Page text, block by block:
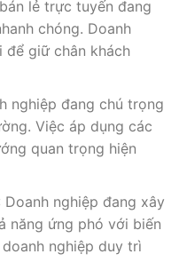
lẻ trực tuyến đang
chóng. Doanh
để giữ chân khách
nghiệp đang chú trọng
Việc áp dụng các
quan trọng hiện
Doanh nghiệp đang xây
năng ứng phó với biến
nghiệp duy trì